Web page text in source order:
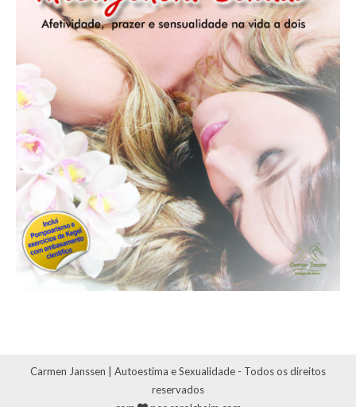
Carmen Janssen | Autoestima e Sexualidade - Todos os direitos
reservados